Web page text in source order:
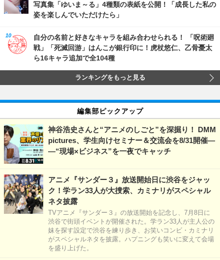
写真集「ゆいま～る」4種類の表紙を公開！「成長した私の
姿を楽しんでいただけたら」
自分の名前と好きなキャラを組み合わせられる！ 「呪術廻
戦」「死滅回游」はんこが銀行印に！虎杖悠仁、乙骨憂太
ら16キャラ追加で全104種
ランキングをもっと見る
編集部ピックアップ
神谷浩史さんと“アニメのしごと”を深掘り！ DMM
pictures、学生向けセミナー＆交流会を8/31開催―
―“現場×ビジネス”を一夜でキャッチ
アニメ『サンダー３』放送開始日に渋谷をジャッ
ク！学ラン33人が大捜索、カミナリがスペシャル
ネタ披露
TVアニメ『サンダー３』の放送開始を記念し、7月8日に
渋谷で街頭イベントが開催された。学ラン33人が主人公の
妹を探す設定で渋谷を練り歩き、お笑いコンビ・カミナリ
がスペシャルネタを披露。ハプニングも笑いに変えて会場
を盛り上げた。